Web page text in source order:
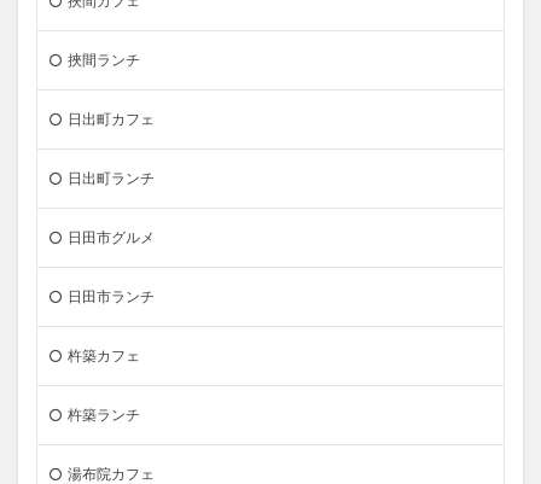
挾間ランチ
日出町カフェ
日出町ランチ
日田市グルメ
日田市ランチ
杵築カフェ
杵築ランチ
湯布院カフェ